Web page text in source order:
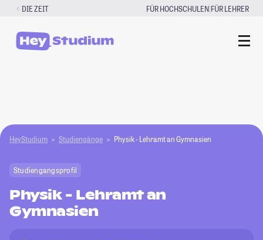
Zum
springen
DIE ZEIT FÜR HOCHSCHULEN|FÜR LEHRER
HeyStudium Studiengänge Physik - Lehramt an Gymnasien
Studiengangsprofil
Physik - Lehramt an
Gymnasien